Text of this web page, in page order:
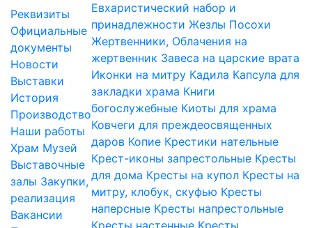
Реквизиты
Официальные
документы
Новости
Выставки
История
Производство
Наши работы
Храм Музей
Выставочные
залы Закупки,
реализация
Вакансии
Евхаристический набор и
принадлежности Жезлы Посохи
Жертвенники, Облачения на
жертвенник Завеса на царские врата
Иконки на митру Кадила Капсула для
закладки храма Книги
богослужебные Киоты для храма
Ковчеги для преждеосвященных
даров Копие Крестики нательные
Крест-иконы запрестольные Кресты
для дома Кресты на купол Кресты на
митру, клобук, скуфью Кресты
наперсные Кресты напрестольные
Кресты настенные Кресты